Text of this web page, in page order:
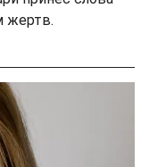
жертв.